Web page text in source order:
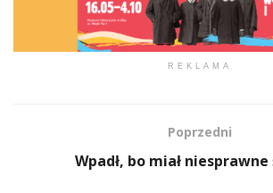
REKLAMA
Poprzedni
Wpadł, bo miał